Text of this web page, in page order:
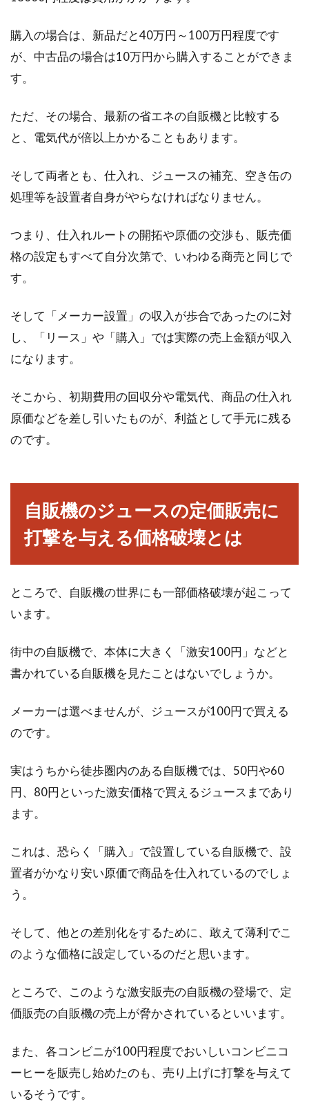
購入の場合は、新品だと40万円～100万円程度です
が、中古品の場合は10万円から購入することができま
す。
ただ、その場合、最新の省エネの自販機と比較する
と、電気代が倍以上かかることもあります。
そして両者とも、仕入れ、ジュースの補充、空き缶の
処理等を設置者自身がやらなければなりません。
つまり、仕入れルートの開拓や原価の交渉も、販売価
格の設定もすべて自分次第で、いわゆる商売と同じで
す。
そして「メーカー設置」の収入が歩合であったのに対
し、「リース」や「購入」では実際の売上金額が収入
になります。
そこから、初期費用の回収分や電気代、商品の仕入れ
原価などを差し引いたものが、利益として手元に残る
のです。
自販機のジュースの定価販売に
打撃を与える価格破壊とは
ところで、自販機の世界にも一部価格破壊が起こって
います。
街中の自販機で、本体に大きく「激安100円」などと
書かれている自販機を見たことはないでしょうか。
メーカーは選べませんが、ジュースが100円で買える
のです。
実はうちから徒歩圏内のある自販機では、50円や60
円、80円といった激安価格で買えるジュースまであり
ます。
これは、恐らく「購入」で設置している自販機で、設
置者がかなり安い原価で商品を仕入れているのでしょ
う。
そして、他との差別化をするために、敢えて薄利でこ
のような価格に設定しているのだと思います。
ところで、このような激安販売の自販機の登場で、定
価販売の自販機の売上が脅かされているといいます。
また、各コンビニが100円程度でおいしいコンビニコ
ーヒーを販売し始めたのも、売り上げに打撃を与えて
いるそうです。